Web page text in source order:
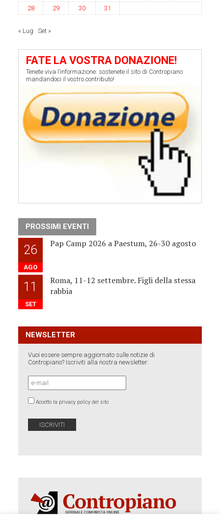
28
29 30 31
« Lug Set »
FATE LA VOSTRA DONAZIONE!
Tenete viva l’informazione: sostenete il sito di Contropiano
mandandoci il vostro contributo!
PROSSIMI EVENTI
26
AGO
Pap Camp 2026 a Paestum, 26-30 agosto
11
SET
Roma, 11-12 settembre. Figli della stessa
rabbia
NEWSLETTER
Vuoi essere sempre aggiornato sulle notizie di
Contropiano? Iscriviti alla nostra newsletter:
Accetto la privacy policy del sito